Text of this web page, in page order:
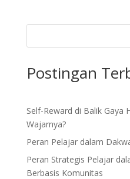
Postingan
Self-Reward di Balik Gaya
Wajarnya?
Peran Pelajar dalam
Peran Strategis Pelajar
Berbasis Komunitas